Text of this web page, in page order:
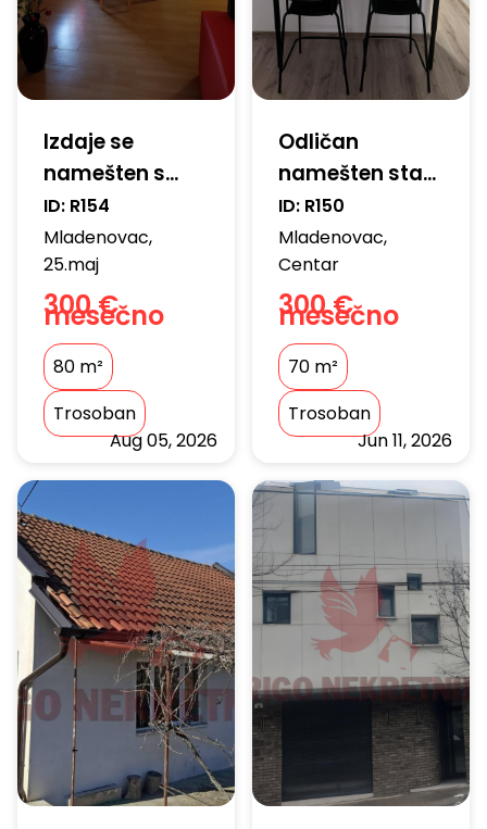
PONUDITE NEKRETNINU
Izdaje se
namešten s...
ID: R154
Mladenovac,
25.maj
300 €
mesečno
80 m²
Trosoban
Aug 05, 2026
Odličan
namešten sta...
ID: R150
Mladenovac,
Centar
300 €
mesečno
70 m²
Trosoban
Jun 11, 2026